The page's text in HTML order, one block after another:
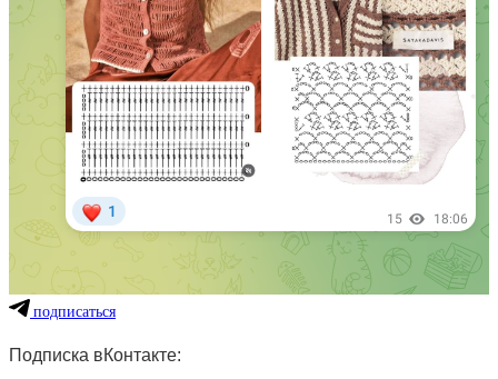
подписаться
Подписка вКонтакте: